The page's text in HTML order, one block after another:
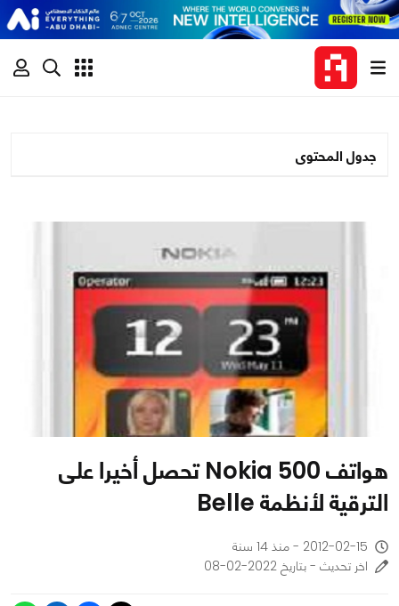
جدول المحتوى
هواتف Nokia 500 تحصل أخيرا على
الترقية لأنظمة Belle
2012-02-15 - منذ 14 سنة
اخر تحديث - بتاريخ 2022-02-08